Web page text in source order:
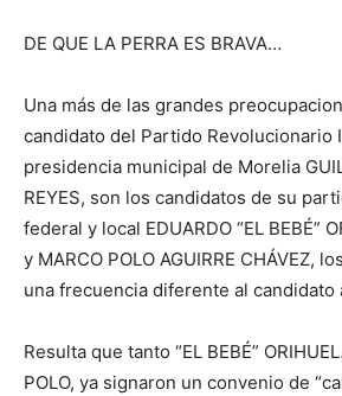
DE QUE LA PERRA ES BRAVA…
Una más de las grandes
candidato del Partido Revolucionario
presidencia municipal de Morelia
REYES, son los candidatos de su
federal y local EDUARDO “EL BEBÉ”
y MARCO POLO AGUIRRE CHÁVEZ,
una frecuencia diferente al candidato
Resulta que tanto “EL BEBÉ”
POLO, ya signaron un convenio de